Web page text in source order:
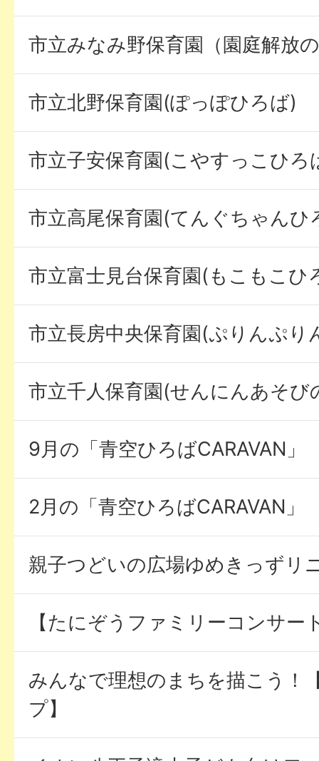
市立みなみ野保育園（園庭解放
市立北野保育園(ぽっぽひろば)
市立子安保育園(こやすっこひろ
市立高尾保育園(てんぐちゃんひ
市立富士見台保育園(もこもこひ
市立長房中央保育園(ぷりんぷり
市立千人保育園(せんにんあそび
9月の「青空ひろばCARAVAN」
2月の「青空ひろばCARAVAN」
親子つどいの広場ゆめきっずリ
【たにぞうファミリーコンサー
みんなで理想のまちを描こう！
プ】